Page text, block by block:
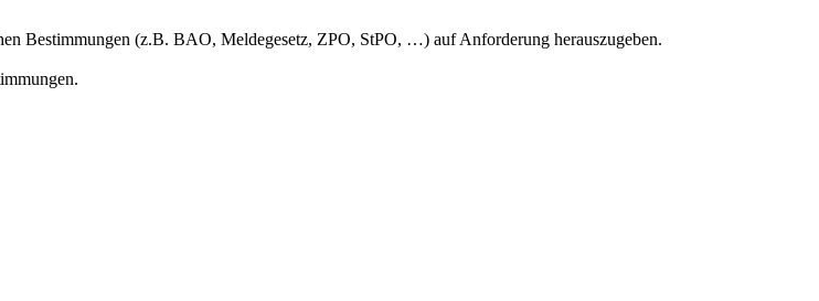
Bestimmungen (z.B. BAO, Meldegesetz, ZPO, StPO, …) auf Anforderung herauszugeben.